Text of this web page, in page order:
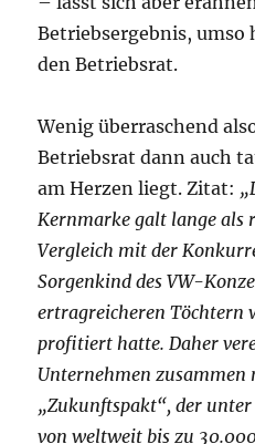
Betriebsergebnis, umso
den Betriebsrat.
Wenig überraschend
Betriebsrat dann auch
am Herzen liegt. Zitat:
Kernmarke galt lange als
Vergleich mit der
Sorgenkind des VW-
ertragreicheren Töchtern
profitiert hatte. Daher
Unternehmen zusammen
„Zukunftspakt“, der
von weltweit bis zu